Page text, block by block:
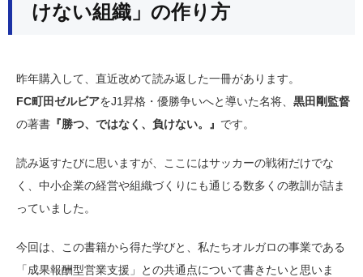
けない組織」の作り方
昨年購入して、直近改めて読み返した一冊があります。
FC町田ゼルビアをJ1昇格・優勝争いへと導いた名将、 黒田剛監督
の著書 『勝つ、ではなく、負けない。』 です。
読み返すたびに思いますが、ここにはサッカーの戦術だけでな
く、中小企業の経営や組織づくりにも通じる数多くの教訓が詰ま
っていました。
今回は、この書籍から得た学びと、私たちオルガロの事業である
「成果報酬型営業支援」との共通点について書きたいと思いま